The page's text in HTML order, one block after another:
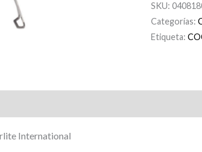
SKU:
Categorías:
Etiqueta:
International